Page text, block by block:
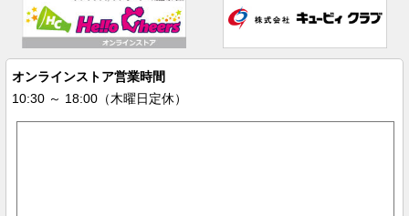
オンラインストア営業時間
10:30 ～ 18:00（木曜日定休）